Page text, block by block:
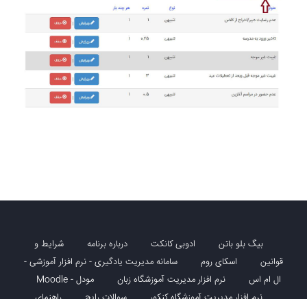
بیگ بلو باتن ادوبی کانکت درباره برنامه
شرایط و
قوانین
اسکای روم
سامانه مدیریت یادگیری - نرم افزار آموزشی -
ال ام اس
نرم افزار مدیریت آموزشگاه زبان
مودل - Moodle